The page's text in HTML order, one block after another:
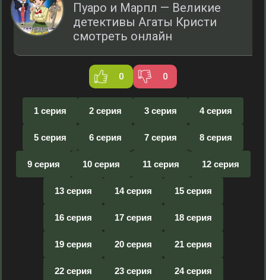
Пуаро и Марпл — Великие
детективы Агаты Кристи
смотреть онлайн
0 0
1 серия 2 серия 3 серия 4 серия
5 серия 6 серия 7 серия 8 серия
9 серия 10 серия 11 серия 12 серия
13 серия 14 серия 15 серия
16 серия 17 серия 18 серия
19 серия 20 серия 21 серия
22 серия 23 серия 24 серия